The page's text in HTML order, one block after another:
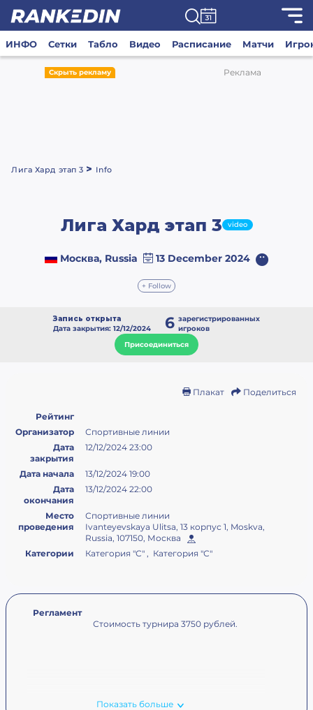
ИНФО Сетки Табло Видео Расписание Матчи
Скрыть рекламу Реклама
Лига Хард этап 3 > Info
Лига Хард этап 3 video
Москва, Russia 13 December 2024
+ Follow
Запись открыта
Дата закрытия: 12/12/2024
6 зарегистрированных
игроков
Присоединиться
Плакат Поделиться
Рейтинг
Организатор
Спортивные линии
Дата
закрытия
12/12/2024 23:00
Дата начала
13/12/2024 19:00
Дата
окончания
13/12/2024 22:00
Место
проведения
Спортивные линии
Ivanteyevskaya Ulitsa, 13 корпус 1, Moskva,
Russia, 107150, Москва
Категории
Категория "С" , Категория "С"
Регламент
Стоимость турнира 3750 рублей.
Показать больше